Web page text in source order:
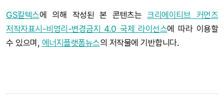
GS칼텍스에 의해 작성된 본 콘텐츠는크리에이티브 커먼즈
저작자표시-비영리-변경금지 4.0 국제 라이선스에 따라 이용할
수 있으며, 에너지플랫폼뉴스의 저작물에 기반합니다.